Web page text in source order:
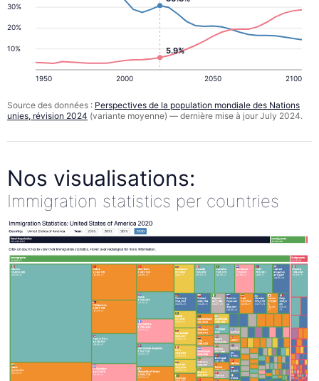
10%
20%
30%
1950 2000 2050 2100
5.9%
Source des données : Perspectives de la population mondiale des Nations
unies, révision 2024 (variante moyenne) — dernière mise à jour July 2024.
Nos visualisations:
Immigration statistics per countries